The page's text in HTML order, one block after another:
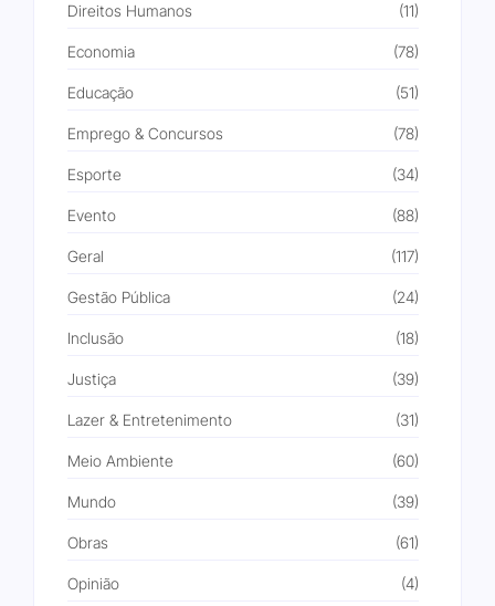
Direitos Humanos (11)
Economia (78)
Educação (51)
Emprego & Concursos (78)
Esporte (34)
Evento (88)
Geral (117)
Gestão Pública (24)
Inclusão (18)
Justiça (39)
Lazer & Entretenimento (31)
Meio Ambiente (60)
Mundo (39)
Obras (61)
Opinião (4)